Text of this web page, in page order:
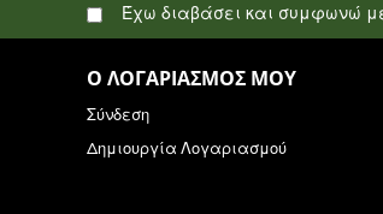
Έχω διαβάσει και συμφωνώ
Ο ΛΟΓΑΡΙΑΣΜΌΣ ΜΟΥ
Σύνδεση
Δημιουργία Λογαριασμού